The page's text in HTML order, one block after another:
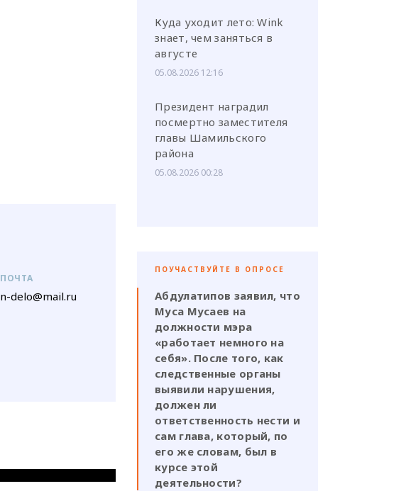
ПОЧТА
n-delo@mail.ru
Куда уходит лето: Wink
знает, чем заняться в
августе
05.08.2026 12:16
Президент наградил
посмертно заместителя
главы Шамильского
района
05.08.2026 00:28
ПОУЧАСТВУЙТЕ В ОПРОСЕ
Абдулатипов заявил, что
Муса Мусаев на
должности мэра
«работает немного на
себя». После того, как
следственные органы
выявили нарушения,
должен ли
ответственность нести и
сам глава, который, по
его же словам, был в
курсе этой
деятельности?